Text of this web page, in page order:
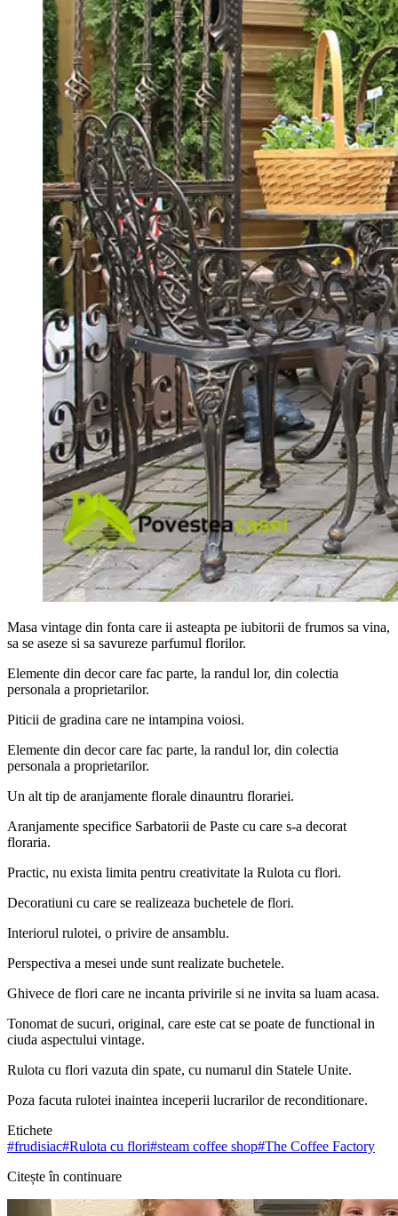
Masa vintage din fonta care ii asteapta pe iubitorii de frumos sa vina,
sa se aseze si sa savureze parfumul florilor.
Elemente din decor care fac parte, la randul lor, din colectia
personala a proprietarilor.
Piticii de gradina care ne intampina voiosi.
Elemente din decor care fac parte, la randul lor, din colectia
personala a proprietarilor.
Un alt tip de aranjamente florale dinauntru florariei.
Aranjamente specifice Sarbatorii de Paste cu care s-a decorat
floraria.
Practic, nu exista limita pentru creativitate la Rulota cu flori.
Decoratiuni cu care se realizeaza buchetele de flori.
Interiorul rulotei, o privire de ansamblu.
Perspectiva a mesei unde sunt realizate buchetele.
Ghivece de flori care ne incanta privirile si ne invita sa luam acasa.
Tonomat de sucuri, original, care este cat se poate de functional in
ciuda aspectului vintage.
Rulota cu flori vazuta din spate, cu numarul din Statele Unite.
Poza facuta rulotei inaintea inceperii lucrarilor de reconditionare.
Etichete
#frudisiac#Rulota cu flori#steam coffee shop#The Coffee Factory
Citește în continuare